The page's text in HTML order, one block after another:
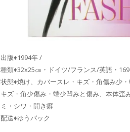
出版♦1994年 /
種類♦32x25㎝・ドイツ/フランス/英語・
状態♦焼け、カバースレ・キズ・角傷み少
キズ・角少傷み・端少凹みと傷み、本体歪
ミ・シワ・開き癖
配送♦ゆうパック